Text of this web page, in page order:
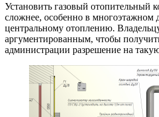
Установить газовый отопительный
сложнее, особенно в
центральному отоплению.
аргументированным, чтобы
администрации разрешение на